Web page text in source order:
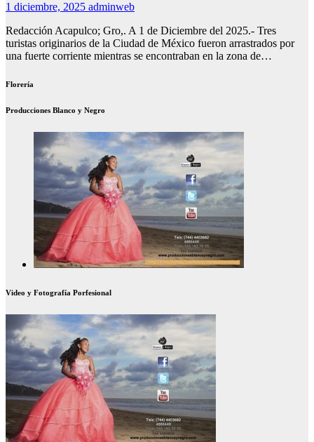
1 diciembre, 2025 adminweb
Redacción Acapulco; Gro,. A 1 de Diciembre del 2025.- Tres
turistas originarios de la Ciudad de México fueron arrastrados por
una fuerte corriente mientras se encontraban en la zona de…
Florería
Producciones Blanco y Negro
Video y Fotografía Porfesional